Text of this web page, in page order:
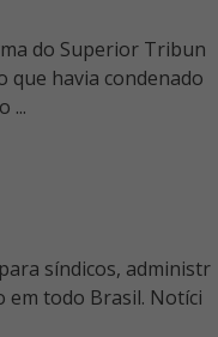
do Superior Tribun
que havia condenado
...
síndicos, administr
em todo Brasil. Notíci